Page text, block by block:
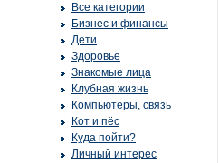
Все категории
Бизнес и финансы
Дети
Здоровье
Знакомые лица
Клубная жизнь
Компьютеры, связь
Кот и пёс
Куда пойти?
Личный интерес